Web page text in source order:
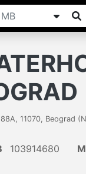
, 11070, Beograd
103914680